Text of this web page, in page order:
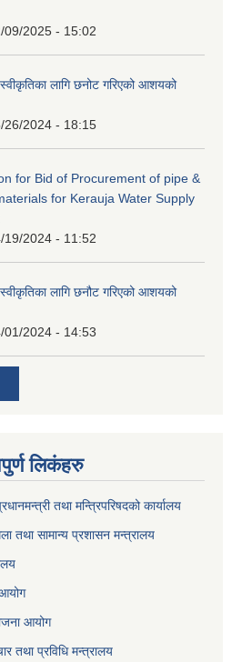
09/2025 - 15:02
लागि छनोट गरिएको आशयको
26/2024 - 18:15
for Bid of Procurement of pipe &
for Kerauja Water Supply
19/2024 - 11:52
लागि छनौट गरिएको आशयको
01/2024 - 14:53
लिकंहरु
तथा मन्त्रिपरिषदको कार्यालय
तथा सामान्य प्रशासन मन्त्रालय
आयोग
तथा प्रविधि मन्त्रालय